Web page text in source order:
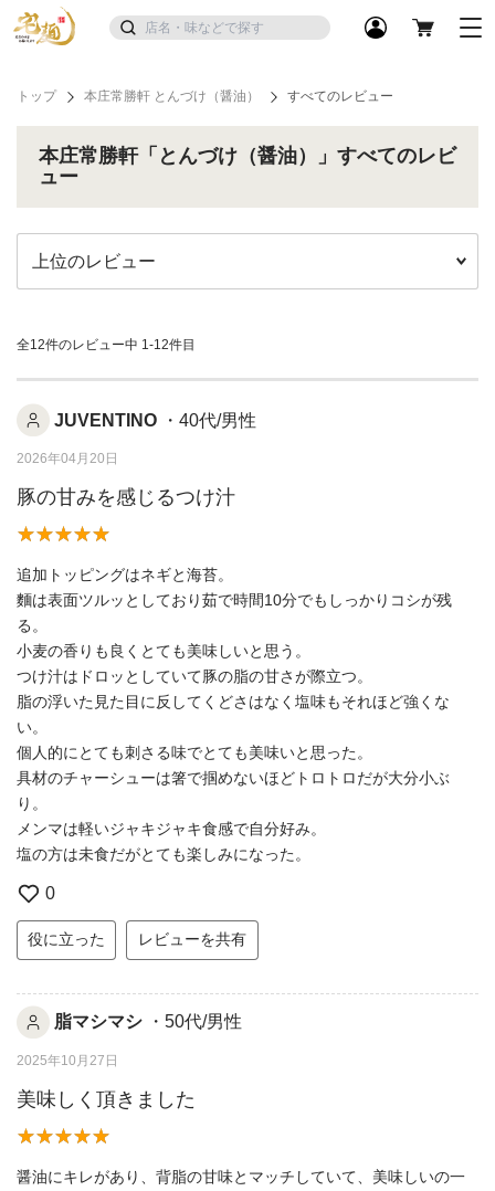
トップ 本庄常勝軒 とんづけ（醤油） すべてのレビュー
本庄常勝軒「とんづけ（醤油）」すべてのレビ
ュー
全12件のレビュー中 1-12件目
JUVENTINO ・40代/男性
2026年04月20日
豚の甘みを感じるつけ汁
追加トッピングはネギと海苔。
麵は表面ツルッとしており茹で時間10分でもしっかりコシが残
る。
小麦の香りも良くとても美味しいと思う。
つけ汁はドロッとしていて豚の脂の甘さが際立つ。
脂の浮いた見た目に反してくどさはなく塩味もそれほど強くな
い。
個人的にとても刺さる味でとても美味いと思った。
具材のチャーシューは箸で掴めないほどトロトロだが大分小ぶ
り。
メンマは軽いジャキジャキ食感で自分好み。
塩の方は未食だがとても楽しみになった。
0
役に立った レビューを共有
脂マシマシ ・50代/男性
2025年10月27日
美味しく頂きました
醤油にキレがあり、背脂の甘味とマッチしていて、美味しいの一